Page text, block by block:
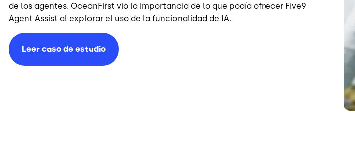
de los agentes. OceanFirst vio la importancia de lo que podía ofrecer Five9
Agent Assist al explorar el uso de la funcionalidad de IA.
Leer caso de estudio